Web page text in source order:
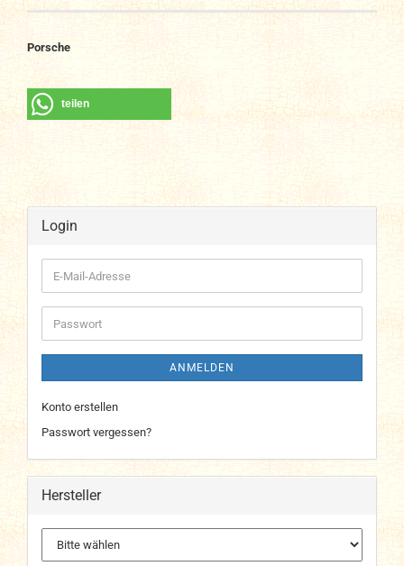
Porsche
teilen
Login
E-
Mail-
Adresse
Passwort
ANMELDEN
Konto erstellen
Passwort vergessen?
Hersteller